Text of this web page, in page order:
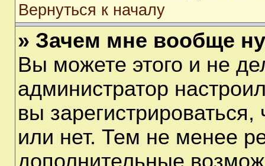
Вернуться к началу
» Зачем мне вообще
Вы можете этого и не
администратор
вы
или нет. Тем не менее
дополнительные